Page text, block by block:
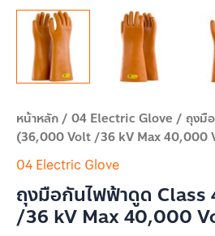
หน้าหลัก/ 04 Electric Glove / ถุงมื
(36,000 Volt /36 kV Max 40,000
04 Electric Glove
ถุงมือกันไฟฟ้าดูด
/36 kV Max 40,000